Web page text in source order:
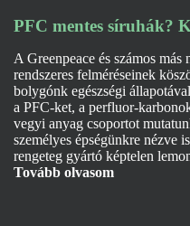
PFC mentes síruhák?
A Greenpeace és számos
rendszeres felméréseinek
bolygónk egészségi
a PFC-ket, a perfluor-
vegyi anyag csoportot
személyes épségünkre nézve
rengeteg gyártó képtelen
Tovább olvasom